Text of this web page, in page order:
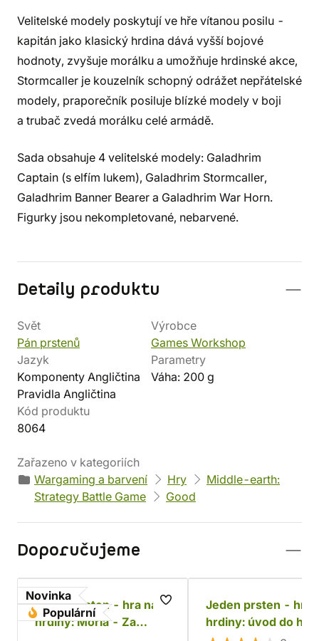
Velitelské modely poskytují ve hře vítanou posilu -
kapitán jako klasický hrdina dává vyšší bojové
hodnoty, zvyšuje morálku a umožňuje hrdinské akce,
Stormcaller je kouzelník schopný odrážet nepřátelské
modely, praporečník posiluje blízké modely v boji
a trubač zvedá morálku celé armádě.
Sada obsahuje 4 velitelské modely: Galadhrim
Captain (s elfím lukem), Galadhrim Stormcaller,
Galadhrim Banner Bearer a Galadhrim War Horn.
Figurky jsou nekompletované, nebarvené.
Detaily produktu
Svět
Pán prstenů
Výrobce
Games Workshop
Jazyk
Komponenty Angličtina
Pravidla Angličtina
Parametry
Váha: 200 g
Kód produktu
8064
Zařazeno v kategoriích
Wargaming a barvení
Hry
Middle-earth:
Strategy Battle Game
Good
Doporučujeme
Novinka
Populární
Jeden prsten - hra na
hrdiny: Moria - Za
Jeden prsten - hra
hrdiny: úvod do hry